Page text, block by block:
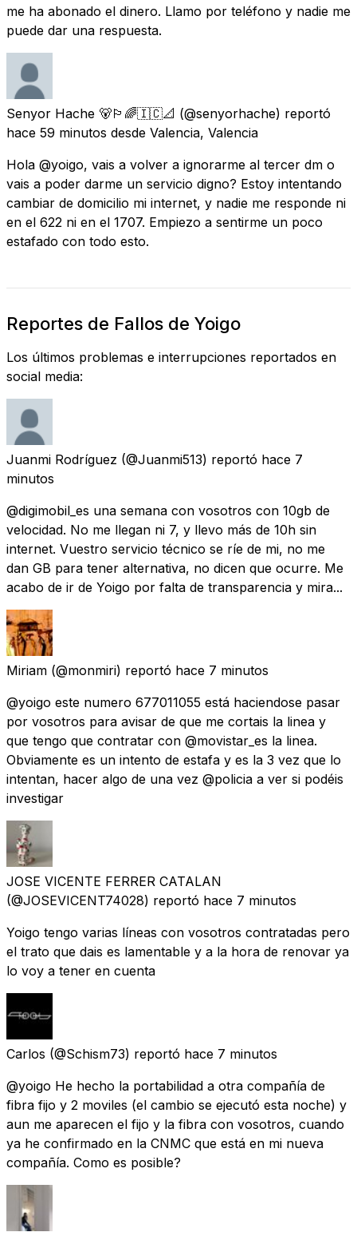
me ha abonado el dinero. Llamo por teléfono y nadie me
puede dar una respuesta.
Senyor Hache 🐻🏳️‍🌈🇮🇨📐 (@senyorhache) reportó
hace 59 minutos desde Valencia, Valencia
Hola @yoigo, vais a volver a ignorarme al tercer dm o
vais a poder darme un servicio digno? Estoy intentando
cambiar de domicilio mi internet, y nadie me responde ni
en el 622 ni en el 1707. Empiezo a sentirme un poco
estafado con todo esto.
Reportes de Fallos de Yoigo
Los últimos problemas e interrupciones reportados en
social media:
Juanmi Rodríguez (@Juanmi513) reportó hace 7
minutos
@digimobil_es una semana con vosotros con 10gb de
velocidad. No me llegan ni 7, y llevo más de 10h sin
internet. Vuestro servicio técnico se ríe de mi, no me
dan GB para tener alternativa, no dicen que ocurre. Me
acabo de ir de Yoigo por falta de transparencia y mira...
Miriam (@monmiri) reportó hace 7 minutos
@yoigo este numero 677011055 está haciendose pasar
por vosotros para avisar de que me cortais la linea y
que tengo que contratar con @movistar_es la linea.
Obviamente es un intento de estafa y es la 3 vez que lo
intentan, hacer algo de una vez @policia a ver si podéis
investigar
JOSE VICENTE FERRER CATALAN
(@JOSEVICENT74028) reportó hace 7 minutos
Yoigo tengo varias líneas con vosotros contratadas pero
el trato que dais es lamentable y a la hora de renovar ya
lo voy a tener en cuenta
Carlos (@Schism73) reportó hace 7 minutos
@yoigo He hecho la portabilidad a otra compañía de
fibra fijo y 2 moviles (el cambio se ejecutó esta noche) y
aun me aparecen el fijo y la fibra con vosotros, cuando
ya he confirmado en la CNMC que está en mi nueva
compañía. Como es posible?